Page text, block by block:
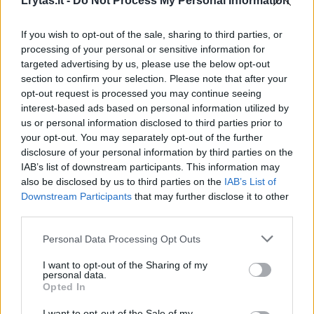
If you wish to opt-out of the sale, sharing to third parties, or
processing of your personal or sensitive information for
targeted advertising by us, please use the below opt-out
section to confirm your selection. Please note that after your
opt-out request is processed you may continue seeing
interest-based ads based on personal information utilized by
us or personal information disclosed to third parties prior to
your opt-out. You may separately opt-out of the further
disclosure of your personal information by third parties on the
IAB’s list of downstream participants. This information may
also be disclosed by us to third parties on the IAB’s List of
Downstream Participants that may further disclose it to other
Personal Data Processing Opt Outs
I want to opt-out of the Sharing of my
personal data.
Opted In
Galingiausias šių metų taifūnas pasiekė Kiniją:
nufilmavo, kaip stiprus vėjas perverčia sunkvežimį
Žinios
V. Čmilytė-Nielsen spaudžia valdžią: ragina skubiai
peržiūrėti gynybos susitarimą
ELTA savaitė
Žiūrimiausi įrašai